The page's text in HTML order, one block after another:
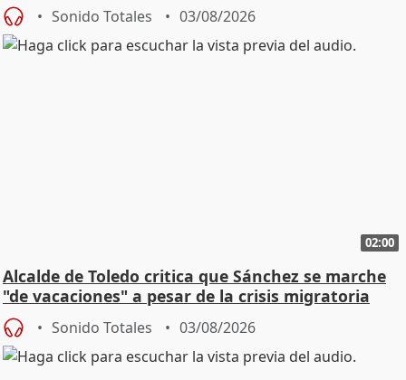
Sonido Totales 03/08/2026
02:00
Alcalde de Toledo critica que Sánchez se marche
"de vacaciones" a pesar de la crisis migratoria
Sonido Totales 03/08/2026